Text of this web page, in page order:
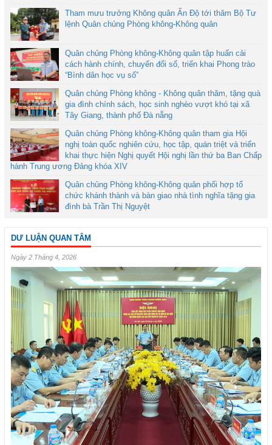
Tham mưu trưởng Không quân Ấn Độ tới thăm Bộ Tư
lệnh Quân chủng Phòng không-Không quân
Quân chủng Phòng không-Không quân tập huấn cải
cách hành chính, chuyển đổi số, triển khai Phong trào
“Bình dân học vụ số”
Quân chủng Phòng không - Không quân thăm, tặng quà
gia đình chính sách, học sinh nghèo vượt khó tại xã
Tây Giang, thành phố Đà nẵng
Quân chủng Phòng không-Không quân tham gia Hội
nghị toàn quốc nghiên cứu, học tập, quán triệt và triển
khai thực hiện Nghị quyết Hội nghị lần thứ ba Ban Chấp
hành Trung ương Đảng khóa XIV
Quân chủng Phòng không-Không quân phối hợp tổ
chức khánh thành và bàn giao nhà tình nghĩa tặng gia
đình bà Trần Thị Nguyệt
DƯ LUẬN QUAN TÂM
Ngày 2 Tháng 4, 2026